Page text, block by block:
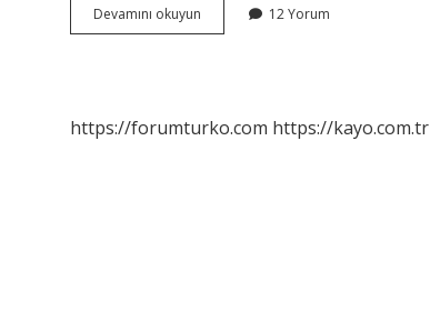
Devamını okuyun
Oturumda
Mı
12 Yorum
https://forumturko.com https://kayo.com.tr